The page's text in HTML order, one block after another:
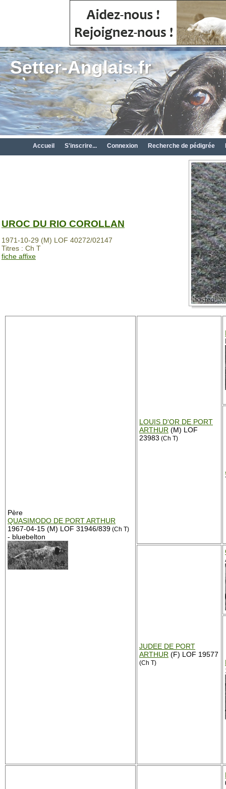
Setter-Anglais.fr
Accueil S'inscrire... Connexion Recherche de pédigrée
UROC DU RIO COROLLAN
1971-10-29 (M) LOF 40272/02147
Titres : Ch T
fiche affixe
Père
QUASIMODO DE PORT ARTHUR
1967-04-15 (M) LOF 31946/839 (Ch T)
- bluebelton
LOUIS D'OR DE PORT
ARTHUR (M) LOF
23983 (Ch T)
JUDEE DE PORT
ARTHUR (F) LOF 19577
(Ch T)